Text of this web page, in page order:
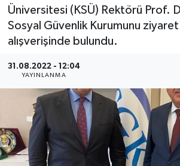
Üniversitesi (KSÜ) Rektörü Prof.
Sosyal Güvenlik Kurumunu
alışverişinde bulundu.
31.08.2022 - 12:04
YAYINLANMA
TEKNOLOJİ
SAĞLIK
EĞİTİM
İLÇE HABERLERİ
KÜLTÜR-SANAT
Tüm Manşetler
Son Dakika Haberleri
Haber Arşivi